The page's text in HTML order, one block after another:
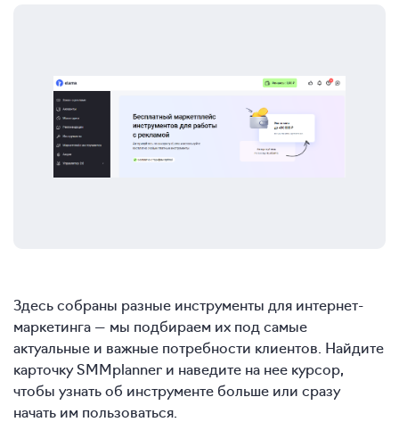
Здесь собраны разные инструменты для интернет-
маркетинга — мы подбираем их под самые
актуальные и важные потребности клиентов. Найдите
карточку SMMplanner и наведите на нее курсор,
чтобы узнать об инструменте больше или сразу
начать им пользоваться.